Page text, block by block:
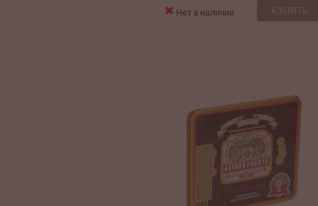
КУПИТЬ
Нет в наличии